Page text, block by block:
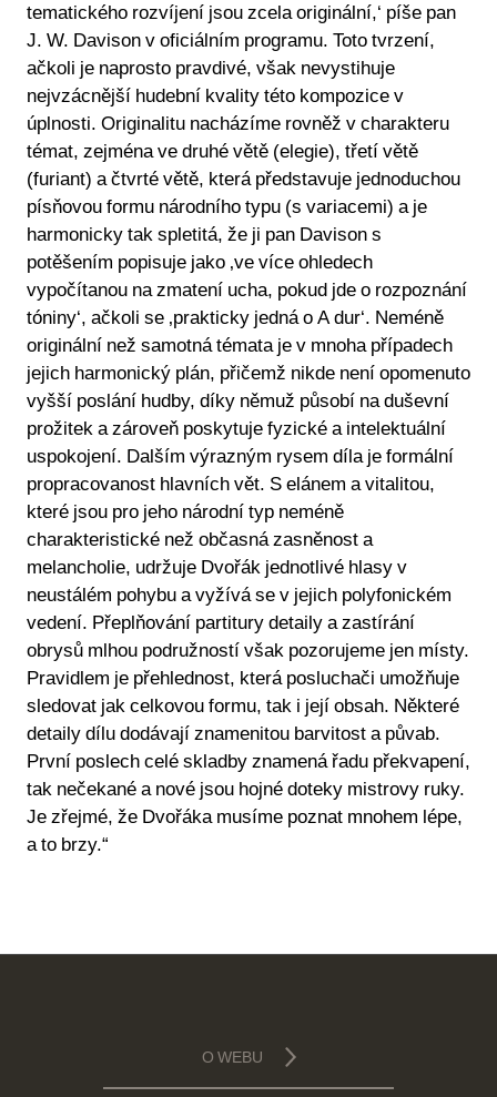
tematického rozvíjení jsou zcela originální,‘ píše pan
J. W. Davison v oficiálním programu. Toto tvrzení,
ačkoli je naprosto pravdivé, však nevystihuje
nejvzácnější hudební kvality této kompozice v
úplnosti. Originalitu nacházíme rovněž v charakteru
témat, zejména ve druhé větě (elegie), třetí větě
(furiant) a čtvrté větě, která představuje jednoduchou
písňovou formu národního typu (s variacemi) a je
harmonicky tak spletitá, že ji pan Davison s
potěšením popisuje jako ‚ve více ohledech
vypočítanou na zmatení ucha, pokud jde o rozpoznání
tóniny‘, ačkoli se ‚prakticky jedná o A dur‘. Neméně
originální než samotná témata je v mnoha případech
jejich harmonický plán, přičemž nikde není opomenuto
vyšší poslání hudby, díky němuž působí na duševní
prožitek a zároveň poskytuje fyzické a intelektuální
uspokojení. Dalším výrazným rysem díla je formální
propracovanost hlavních vět. S elánem a vitalitou,
které jsou pro jeho národní typ neméně
charakteristické než občasná zasněnost a
melancholie, udržuje Dvořák jednotlivé hlasy v
neustálém pohybu a vyžívá se v jejich polyfonickém
vedení. Přeplňování partitury detaily a zastírání
obrysů mlhou podružností však pozorujeme jen místy.
Pravidlem je přehlednost, která posluchači umožňuje
sledovat jak celkovou formu, tak i její obsah. Některé
detaily dílu dodávají znamenitou barvitost a půvab.
První poslech celé skladby znamená řadu překvapení,
tak nečekané a nové jsou hojné doteky mistrovy ruky.
Je zřejmé, že Dvořáka musíme poznat mnohem lépe,
a to brzy.“
O WEBU